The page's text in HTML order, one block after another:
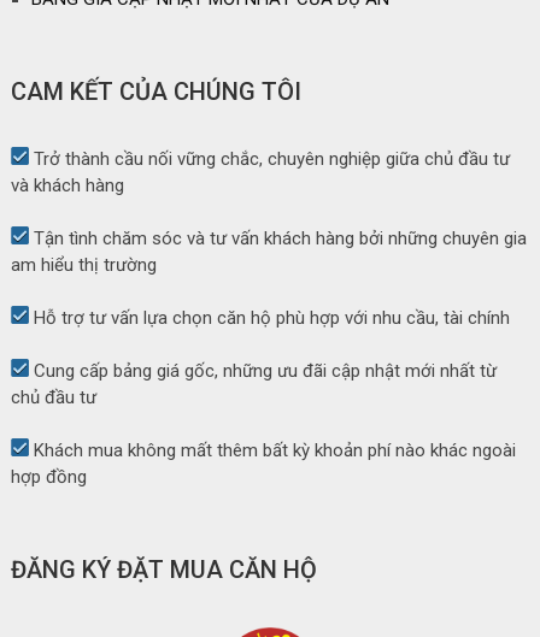
CAM KẾT CỦA CHÚNG TÔI
Trở thành cầu nối vững chắc, chuyên nghiệp giữa chủ đầu tư
và khách hàng
Tận tình chăm sóc và tư vấn khách hàng bởi những chuyên gia
am hiểu thị trường
Hỗ trợ tư vấn lựa chọn căn hộ phù hợp với nhu cầu, tài chính
Cung cấp bảng giá gốc, những ưu đãi cập nhật mới nhất từ
chủ đầu tư
Khách mua không mất thêm bất kỳ khoản phí nào khác ngoài
hợp đồng
ĐĂNG KÝ ĐẶT MUA CĂN HỘ